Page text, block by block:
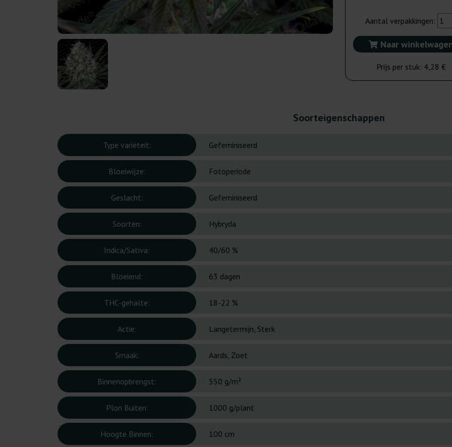
Aantal verpakkingen:
Naar
Prijs per stuk: 4,28 €
Soorteigenschappen
Type variëteit: Gefeminiseerd
Bloeiwijze: Fotoperiode
Geslacht: Gefeminiseerd
Soorten: Hybryda
Indica/Sativa: 40/60 %
Bloeiend: 63 dagen
THC-gehalte: 18-22 %
Actie: Langetermijn, Sterk
Smaak: Aards, Zoet
Binnenopbrengst: 550 g/m²
Plon Buiten: 1000 g/plant
Hoogte Binnen: 100 cm